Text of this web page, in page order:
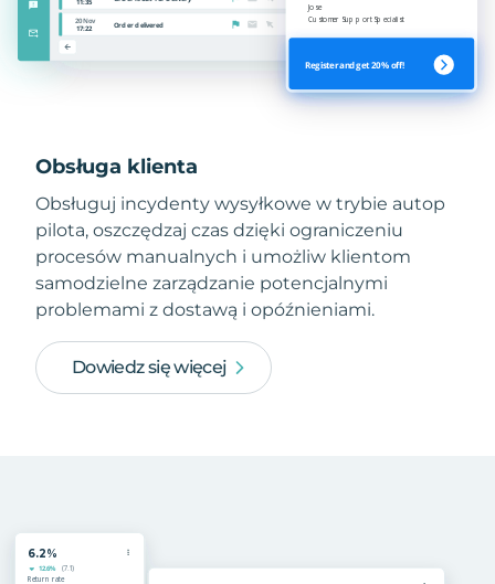
Obsługa klienta
Obsługuj incydenty wysyłkowe w trybie autop
pilota, oszczędzaj czas dzięki ograniczeniu
procesów manualnych i umożliw klientom
samodzielne zarządzanie potencjalnymi
problemami z dostawą i opóźnieniami.
Dowiedz się więcej